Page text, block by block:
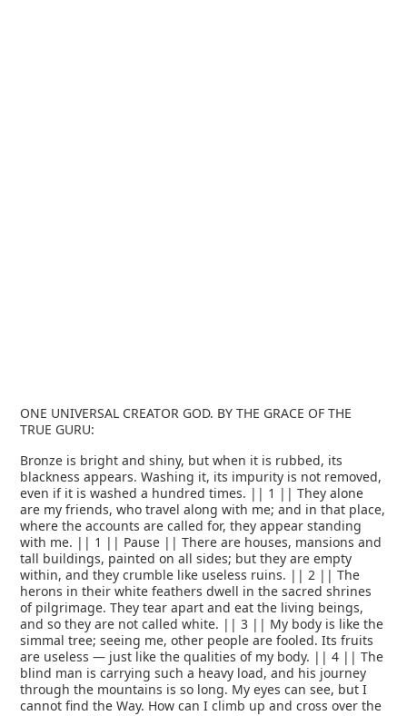
ONE UNIVERSAL CREATOR GOD. BY THE GRACE OF THE
TRUE GURU:
Bronze is bright and shiny, but when it is rubbed, its
blackness appears. Washing it, its impurity is not removed,
even if it is washed a hundred times. || 1 || They alone
are my friends, who travel along with me; and in that place,
where the accounts are called for, they appear standing
with me. || 1 || Pause || There are houses, mansions and
tall buildings, painted on all sides; but they are empty
within, and they crumble like useless ruins. || 2 || The
herons in their white feathers dwell in the sacred shrines
of pilgrimage. They tear apart and eat the living beings,
and so they are not called white. || 3 || My body is like the
simmal tree; seeing me, other people are fooled. Its fruits
are useless — just like the qualities of my body. || 4 || The
blind man is carrying such a heavy load, and his journey
through the mountains is so long. My eyes can see, but I
cannot find the Way. How can I climb up and cross over the